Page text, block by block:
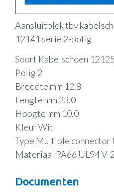
Aansluitblok tbv
12141 serie 2-polig
Soort Kabelschoen
Polig 2
Breedte mm 12.8
Lengte mm 23.0
Hoogte mm 10.0
Kleur Wit
Type Multiple connector
Materiaal PA66 UL94 V-2
Documenten